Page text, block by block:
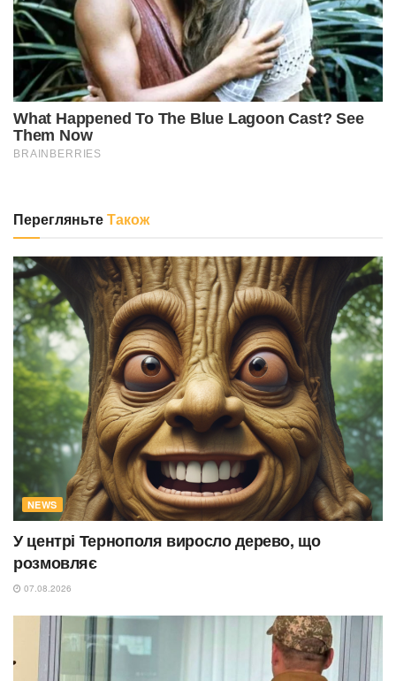
ПерегляньтеТакож
NEWS
У центрі Тернополя виросло дерево, що
розмовляє
07.08.2026